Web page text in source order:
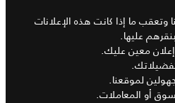
ما إذا كانت هذه الإعلانات
عليها.
معين عليك.
لموقعنا.
أو المعاملات.